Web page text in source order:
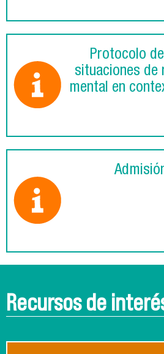
Protocolo
situaciones de
mental en
Recursos de